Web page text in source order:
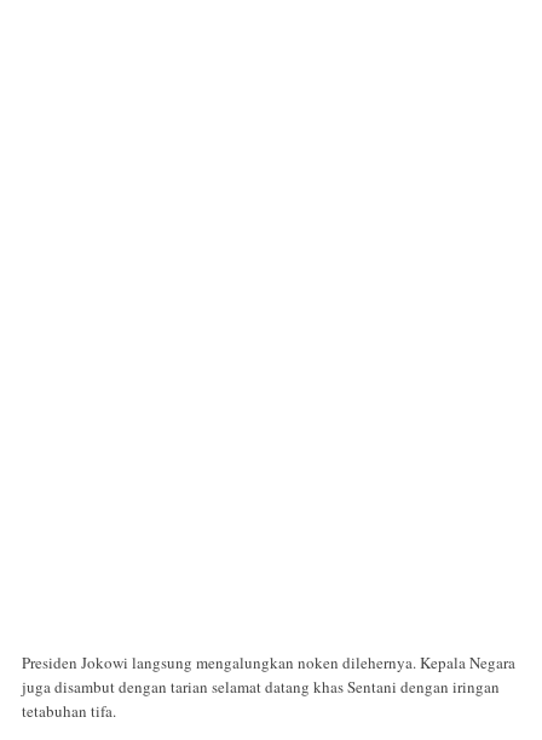
Presiden Jokowi langsung mengalungkan noken dilehernya. Kepala Negara
juga disambut dengan tarian selamat datang khas Sentani dengan iringan
tetabuhan tifa.